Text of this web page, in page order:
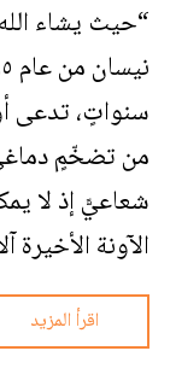
“حيث يشاء
سنواتٍ، تدعى
من تضخّمٍ
شعاعيًّ إذ لا
الآونة الأخيرة
اقرأ المزيد